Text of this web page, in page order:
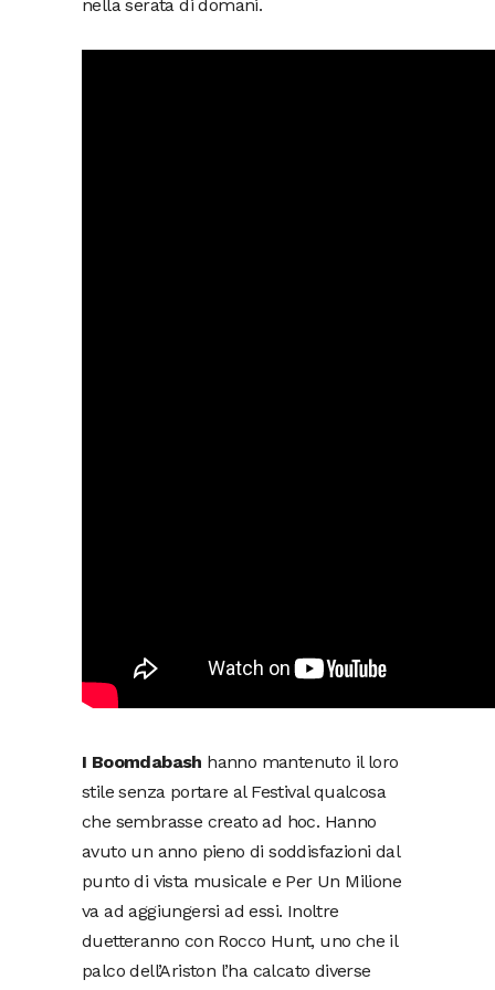
nella serata di domani.
I Boomdabash hanno mantenuto il loro
stile senza portare al Festival qualcosa
che sembrasse creato ad hoc. Hanno
avuto un anno pieno di soddisfazioni dal
punto di vista musicale e Per Un Milione
va ad aggiungersi ad essi. Inoltre
duetteranno con Rocco Hunt, uno che il
palco dell’Ariston l’ha calcato diverse